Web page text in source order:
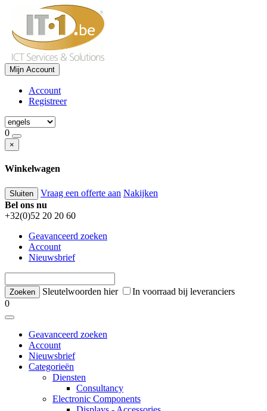
Mijn Account
Account
Registreer
0
×
Winkelwagen
Sluiten Vraag een offerte aan Nakijken
Bel ons nu
+32(0)52 20 20 60
Geavanceerd zoeken
Account
Nieuwsbrief
Sleutelwoorden hier
In voorraad bij leveranciers
0
Geavanceerd zoeken
Account
Nieuwsbrief
Categorieën
Diensten
Consultancy
Electronic Components